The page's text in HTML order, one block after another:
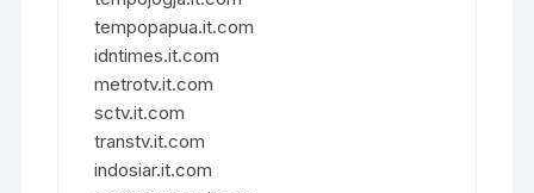
tempopapua.it.com
idntimes.it.com
metrotv.it.com
sctv.it.com
transtv.it.com
indosiar.it.com